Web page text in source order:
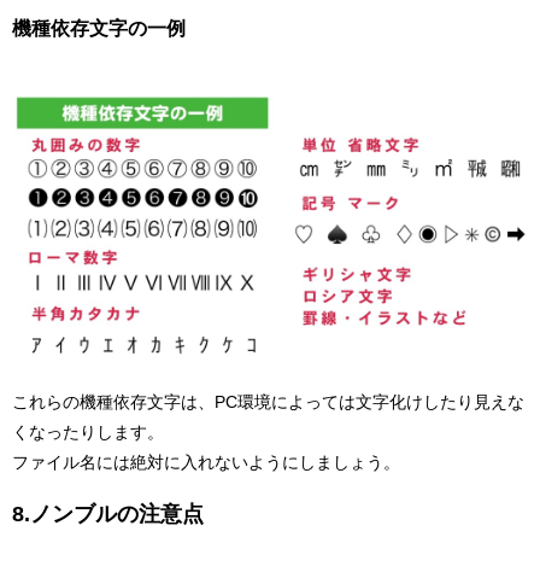
機種依存文字の一例
これらの機種依存文字は、PC環境によっては文字化けしたり見えな
くなったりします。
ファイル名には絶対に入れないようにしましょう。
8.ノンブルの注意点